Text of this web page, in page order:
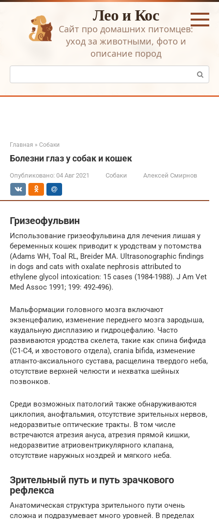
Перейти
Лео и Кос
Сайт про домашних питомцев:
уход за животными, фото и
описание пород
Поиск:
Главная » Собаки
Болезни глаз у собак и кошек
Опубликовано: 04 Авг 2021 Собаки Алексей Смирнов
Гризеофульвин
Использование гризеофульвина для лечения лишая у
беременных кошек приводит к уродствам у потомства
(Adams WH, Toal RL, Breider MA. Ultrasonographic findings
in dogs and cats with oxalate nephrosis attributed to
ethylene glycol intoxication: 15 cases (1984-1988). J Am Vet
Med Assoc 1991; 199: 492-496).
Мальформации головного мозга включают
экзенцефалию, изменение переднего мозга зародыша,
каудальную дисплазию и гидроцефалию. Часто
развиваются уродства скелета, такие как спина бифида
(C1-C4, и хвостового отдела), crania bifida, изменение
атланто-аксиального сустава, расщелина твердого неба,
отсутствие верхней челюсти и нехватка шейных
позвонков.
Среди возможных патологий также обнаруживаются
циклопия, анофтальмия, отсутствие зрительных нервов,
недоразвитые оптические тракты. В том числе
встречаются атрезия ануса, атрезия прямой кишки,
недоразвитие атриовентрикулярного клапана,
отсутствие наружных ноздрей и мягкого неба.
Зрительный путь и путь зрачкового
рефлекса
Анатомическая структура зрительного пути очень
сложна и подразумевает много уровней. В пределах